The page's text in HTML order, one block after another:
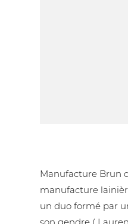
Manufacture Brun
manufacture
un duo formé par